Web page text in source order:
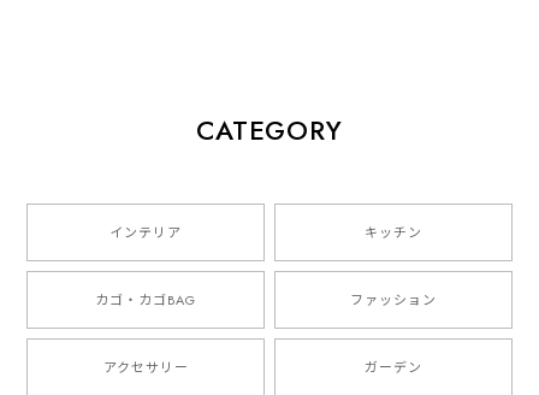
CATEGORY
インテリア キッチン
カゴ・カゴBAG ファッション
アクセサリー ガーデン